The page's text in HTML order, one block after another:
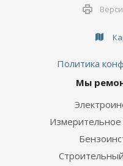
Политика
Мы